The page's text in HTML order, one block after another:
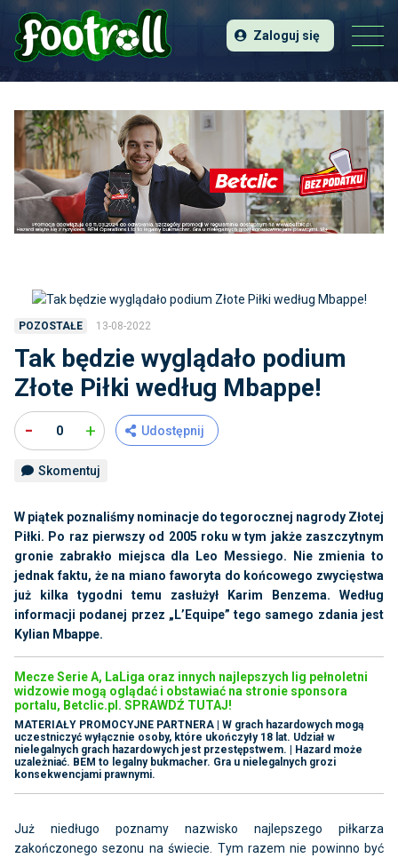
Zaloguj się
POZOSTAŁE 13-08-2022
Tak będzie wyglądało podium
Złote Piłki według Mbappe!
- 0 + Udostępnij
Skomentuj
W piątek poznaliśmy nominacje do tegorocznej nagrody Złotej
Piłki. Po raz pierwszy od 2005 roku w tym jakże zaszczytnym
gronie zabrakło miejsca dla Leo Messiego. Nie zmienia to
jednak faktu, że na miano faworyta do końcowego zwycięstwa
już kilka tygodni temu zasłużył Karim Benzema. Według
informacji podanej przez „L’Equipe” tego samego zdania jest
Kylian Mbappe.
Mecze Serie A, LaLiga oraz innych najlepszych lig pełnoletni
widzowie mogą oglądać i obstawiać na stronie sponsora
portalu, Betclic.pl. SPRAWDŹ TUTAJ!
MATERIAŁY PROMOCYJNE PARTNERA | W grach hazardowych mogą
uczestniczyć wyłącznie osoby, które ukończyły 18 lat. Udział w
nielegalnych grach hazardowych jest przestępstwem. | Hazard może
uzależniać. BEM to legalny bukmacher. Gra u nielegalnych grozi
konsekwencjami prawnymi.
Już niedługo poznamy nazwisko najlepszego piłkarza
zakończonego sezonu na świecie. Tym razem nie powinno być